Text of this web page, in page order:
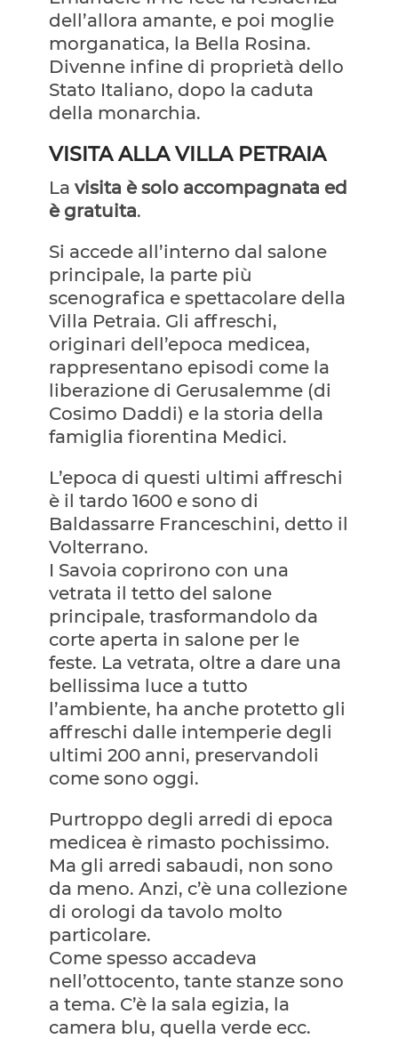
dell’allora amante, e poi moglie
morganatica, la Bella Rosina.
Divenne infine di proprietà dello
Stato Italiano, dopo la caduta
della monarchia.
VISITA ALLA VILLA PETRAIA
La visita è solo accompagnata ed
è gratuita.
Si accede all’interno dal salone
principale, la parte più
scenografica e spettacolare della
Villa Petraia. Gli affreschi,
originari dell’epoca medicea,
rappresentano episodi come la
liberazione di Gerusalemme (di
Cosimo Daddi) e la storia della
famiglia fiorentina Medici.
L’epoca di questi ultimi affreschi
è il tardo 1600 e sono di
Baldassarre Franceschini, detto il
Volterrano.
I Savoia coprirono con una
vetrata il tetto del salone
principale, trasformandolo da
corte aperta in salone per le
feste. La vetrata, oltre a dare una
bellissima luce a tutto
l’ambiente, ha anche protetto gli
affreschi dalle intemperie degli
ultimi 200 anni, preservandoli
come sono oggi.
Purtroppo degli arredi di epoca
medicea è rimasto pochissimo.
Ma gli arredi sabaudi, non sono
da meno. Anzi, c’è una collezione
di orologi da tavolo molto
particolare.
Come spesso accadeva
nell’ottocento, tante stanze sono
a tema. C’è la sala egizia, la
camera blu, quella verde ecc.